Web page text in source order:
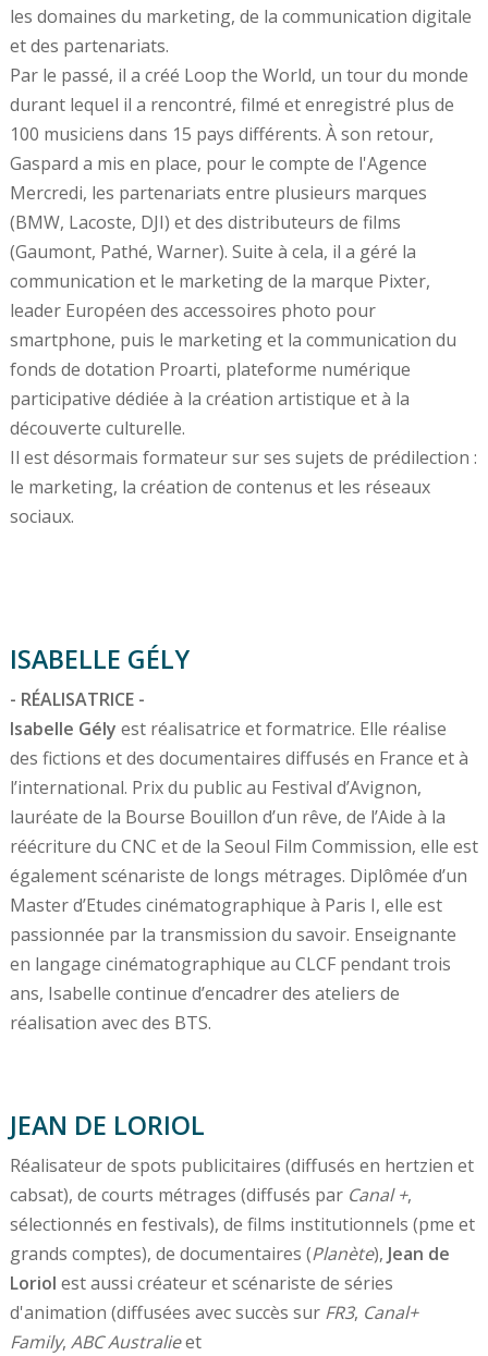
les domaines du marketing, de la communication digitale
et des partenariats.
Par le passé, il a créé Loop the World, un tour du monde
durant lequel il a rencontré, filmé et enregistré plus de
100 musiciens dans 15 pays différents. À son retour,
Gaspard a mis en place, pour le compte de l'Agence
Mercredi, les partenariats entre plusieurs marques
(BMW, Lacoste, DJI) et des distributeurs de films
(Gaumont, Pathé, Warner). Suite à cela, il a géré la
communication et le marketing de la marque Pixter,
leader Européen des accessoires photo pour
smartphone, puis le marketing et la communication du
fonds de dotation Proarti, plateforme numérique
participative dédiée à la création artistique et à la
découverte culturelle.
Il est désormais formateur sur ses sujets de prédilection :
le marketing, la création de contenus et les réseaux
sociaux.
ISABELLE GÉLY
- RÉALISATRICE -
Isabelle Gély est réalisatrice et formatrice. Elle réalise
des fictions et des documentaires diffusés en France et à
l’international. Prix du public au Festival d’Avignon,
lauréate de la Bourse Bouillon d’un rêve, de l’Aide à la
réécriture du CNC et de la Seoul Film Commission, elle est
également scénariste de longs métrages. Diplômée d’un
Master d’Etudes cinématographique à Paris I, elle est
passionnée par la transmission du savoir. Enseignante
en langage cinématographique au CLCF pendant trois
ans, Isabelle continue d’encadrer des ateliers de
réalisation avec des BTS.
JEAN DE LORIOL
Réalisateur de spots publicitaires (diffusés en hertzien et
cabsat), de courts métrages (diffusés par Canal +,
sélectionnés en festivals), de films institutionnels (pme et
grands comptes), de documentaires (Planète), Jean de
Loriol est aussi créateur et scénariste de séries
d'animation (diffusées avec succès sur FR3, Canal+
Family, ABC Australieet